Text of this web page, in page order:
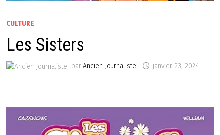
CULTURE
Les Sisters
parAncien Journaliste janvier 23, 2024